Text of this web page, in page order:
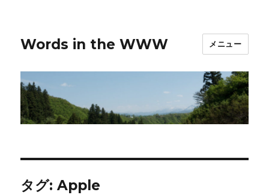
Words in the WWW メニュー
タグ:Apple